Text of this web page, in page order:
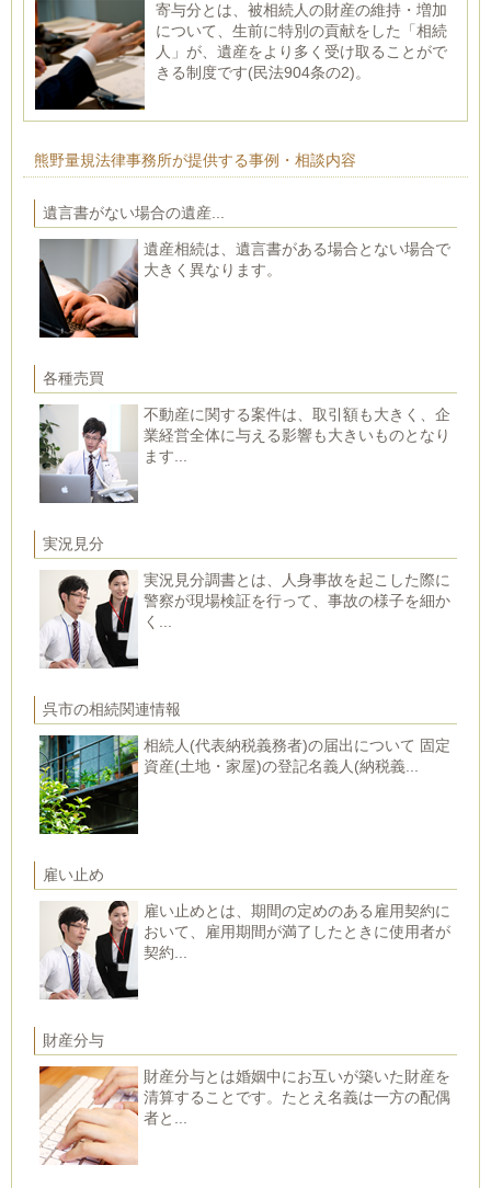
寄与分とは、被相続人の財産の維持・増加
について、生前に特別の貢献をした「相続
人」が、遺産をより多く受け取ることがで
きる制度です(民法904条の2)。
熊野量規法律事務所が提供する事例・相談内容
遺言書がない場合の遺産...
遺産相続は、遺言書がある場合とない場合で
大きく異なります。
各種売買
不動産に関する案件は、取引額も大きく、企
業経営全体に与える影響も大きいものとなり
ます...
実況見分
実況見分調書とは、人身事故を起こした際に
警察が現場検証を行って、事故の様子を細か
く...
呉市の相続関連情報
相続人(代表納税義務者)の届出について 固定
資産(土地・家屋)の登記名義人(納税義...
雇い止め
雇い止めとは、期間の定めのある雇用契約に
おいて、雇用期間が満了したときに使用者が
契約...
財産分与
財産分与とは婚姻中にお互いが築いた財産を
清算することです。たとえ名義は一方の配偶
者と...